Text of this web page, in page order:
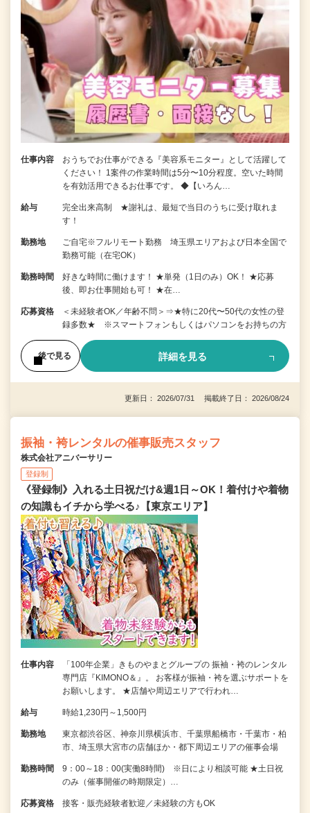
仕事内容
おうちでお仕事ができる『美容系モニター』として活躍して
ください！ 1案件の作業時間は5分〜10分程度。空いた時間
を有効活用できるお仕事です。 ◆【いろん…
給与
完全出来高制 ★謝礼は、最短で当日のうちに受け取れま
す！
勤務地
ご自宅※フルリモート勤務 埼玉県エリアおよび日本全国で
勤務可能（在宅OK）
勤務時間
好きな時間に働けます！ ★単発（1日のみ）OK！ ★応募
後、即お仕事開始も可！ ★在…
応募資格
＜未経験者OK／年齢不問＞⇒★特に20代〜50代の女性の登
録多数★ ※スマートフォンもしくはパソコンをお持ちの方
後で見る 詳細を見る
更新日： 2026/07/31 掲載終了日： 2026/08/24
振袖・袴レンタルの催事販売スタッフ
株式会社アニバーサリー
登録制
《登録制》入れる土日祝だけ&週1日～OK！着付けや着物
の知識もイチから学べる♪【東京エリア】
仕事内容
「100年企業」きものやまとグループの 振袖・袴のレンタル
専門店『KIMONO＆』。 お客様が振袖・袴を選ぶサポートを
お願いします。 ★店舗や周辺エリアで行われ…
給与 時給1,230円～1,500円
勤務地
東京都渋谷区、神奈川県横浜市、千葉県船橋市・千葉市・柏
市、埼玉県大宮市の店舗ほか・都下周辺エリアの催事会場
勤務時間
9：00～18：00(実働8時間) ※日により相談可能 ★土日祝
のみ（催事開催の時期限定）…
応募資格 接客・販売経験者歓迎／未経験の方もOK